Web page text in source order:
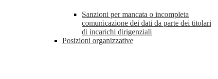
Sanzioni per mancata o incompleta
comunicazione dei dati da parte dei titolari
di incarichi dirigenziali
Posizioni organizzative